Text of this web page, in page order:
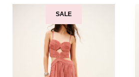
SALE